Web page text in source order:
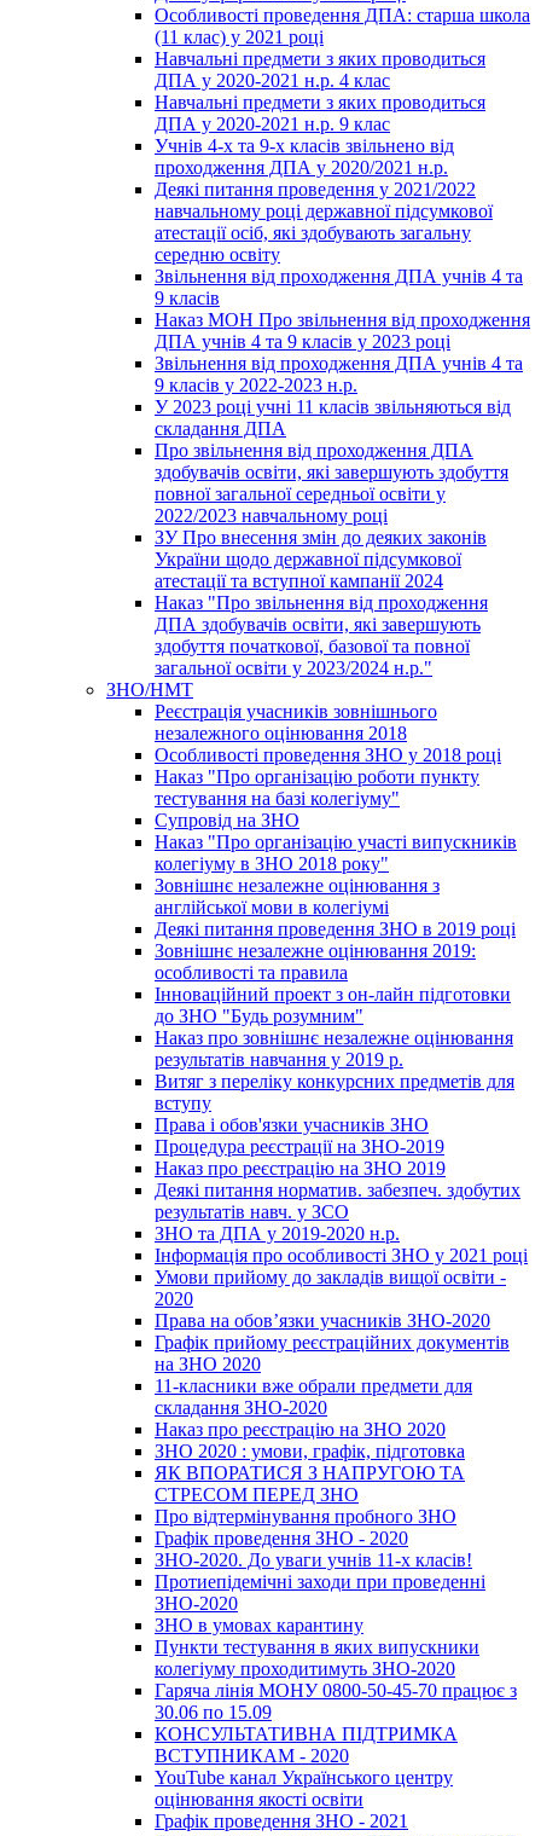
Особливості проведення ДПА: старша школа
(11 клас) у 2021 році
Навчальні предмети з яких проводиться
ДПА у 2020-2021 н.р. 4 клас
Навчальні предмети з яких проводиться
ДПА у 2020-2021 н.р. 9 клас
Учнів 4-х та 9-х класів звільнено від
проходження ДПА у 2020/2021 н.р.
Деякі питання проведення у 2021/2022
навчальному році державної підсумкової
атестації осіб, які здобувають загальну
середню освіту
Звільнення від проходження ДПА учнів 4 та
9 класів
Наказ МОН Про звільнення від проходження
ДПА учнів 4 та 9 класів у 2023 році
Звільнення від проходження ДПА учнів 4 та
9 класів у 2022-2023 н.р.
У 2023 році учні 11 класів звільняються від
складання ДПА
Про звільнення від проходження ДПА
здобувачів освіти, які завершують здобуття
повної загальної середньої освіти у
2022/2023 навчальному році
ЗУ Про внесення змін до деяких законів
України щодо державної підсумкової
атестації та вступної кампанії 2024
Наказ "Про звільнення від проходження
ДПА здобувачів освіти, які завершують
здобуття початкової, базової та повної
загальної освіти у 2023/2024 н.р."
ЗНО/НМТ
Реєстрація учасників зовнішнього
незалежного оцінювання 2018
Особливості проведення ЗНО у 2018 році
Наказ "Про організацію роботи пункту
тестування на базі колегіуму"
Супровід на ЗНО
Наказ "Про організацію участі випускників
колегіуму в ЗНО 2018 року"
Зовнішнє незалежне оцінювання з
англійської мови в колегіумі
Деякі питання проведення ЗНО в 2019 році
Зовнішнє незалежне оцінювання 2019:
особливості та правила
Інноваційний проект з он-лайн підготовки
до ЗНО "Будь розумним"
Наказ про зовнішнє незалежне оцінювання
результатів навчання у 2019 р.
Витяг з переліку конкурсних предметів для
вступу
Права і обов'язки учасників ЗНО
Процедура реєстрації на ЗНО-2019
Наказ про реєстрацію на ЗНО 2019
Деякі питання норматив. забезпеч. здобутих
результатів навч. у ЗСО
ЗНО та ДПА у 2019-2020 н.р.
Інформація про особливості ЗНО у 2021 році
Умови прийому до закладів вищої освіти -
2020
Права на обов’язки учасників ЗНО-2020
Графік прийому реєстраційних документів
на ЗНО 2020
11-класники вже обрали предмети для
складання ЗНО-2020
Наказ про реєстрацію на ЗНО 2020
ЗНО 2020 : умови, графік, підготовка
ЯК ВПОРАТИСЯ З НАПРУГОЮ ТА
СТРЕСОМ ПЕРЕД ЗНО
Про відтермінування пробного ЗНО
Графік проведення ЗНО - 2020
ЗНО-2020. До уваги учнів 11-х класів!
Протиепідемічні заходи при проведенні
ЗНО-2020
ЗНО в умовах карантину
Пункти тестування в яких випускники
колегіуму проходитимуть ЗНО-2020
Гаряча лінія МОНУ 0800-50-45-70 працює з
30.06 по 15.09
КОНСУЛЬТАТИВНА ПІДТРИМКА
ВСТУПНИКАМ - 2020
YouTube канал Українського центру
оцінювання якості освіти
Графік проведення ЗНО - 2021